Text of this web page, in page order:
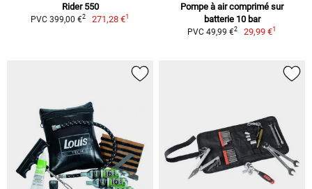
Rider 550
PVC 399,00 €2 271,28 €1
Pompe à air comprimé sur
batterie 10 bar
PVC 49,99 €2 29,99 €1